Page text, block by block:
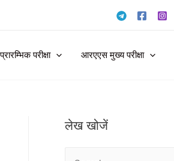
परीक्षा आरएएस मुख्य परीक्षा
लेख खोजें